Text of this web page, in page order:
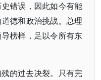
错误，因此如今有能
德和政治挑战。总理
榜样，足以令所有东
的过去决裂。只有完